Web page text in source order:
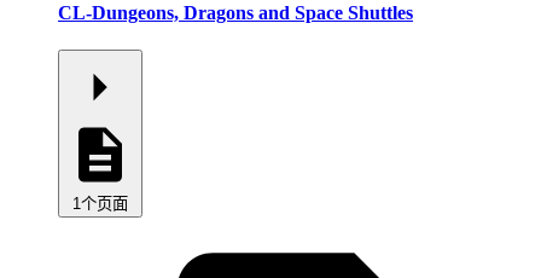
CL-Dungeons, Dragons and Space Shuttles
1个页面